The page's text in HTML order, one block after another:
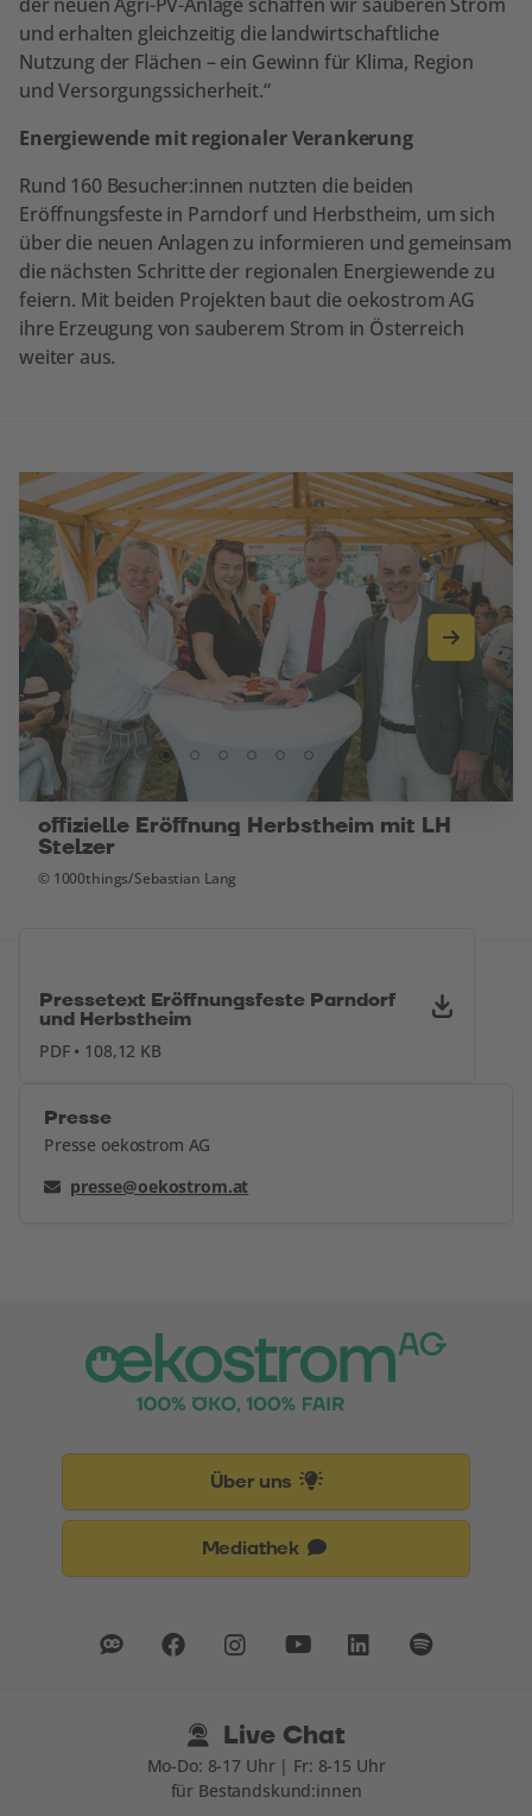
und erhalten gleichzeitig die landwirtschaftliche
Nutzung der Flächen – ein Gewinn für Klima, Region
und Versorgungssicherheit.“
Energiewende mit regionaler Verankerung
Rund 160 Besucher:innen nutzten die beiden
Eröffnungsfeste in Parndorf und Herbstheim, um sich
über die neuen Anlagen zu informieren und gemeinsam
die nächsten Schritte der regionalen Energiewende zu
feiern. Mit beiden Projekten baut die oekostrom AG
ihre Erzeugung von sauberem Strom in Österreich
weiter aus.
offizielle Eröffnung Herbstheim mit LH
Stelzer
© 1000things/Sebastian Lang
Pressetext Eröffnungsfeste Parndorf
und Herbstheim
PDF • 108,12 KB
Presse
Presse oekostrom AG
presse@oekostrom.at
Über uns
Mediathek
Live Chat
Mo-Do: 8-17 Uhr | Fr: 8-15 Uhr
für Bestandskund:innen